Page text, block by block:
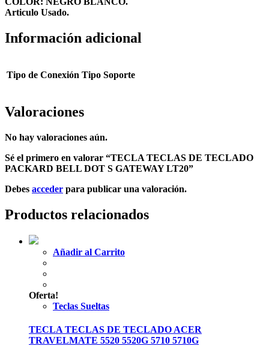
Articulo Usado.
Información adicional
Tipo de Conexión Tipo Soporte
Valoraciones
No hay valoraciones aún.
Sé el primero en valorar “TECLA TECLAS DE TECLADO
PACKARD BELL DOT S GATEWAY LT20”
Debes acceder para publicar una valoración.
Productos relacionados
Añadir al Carrito
Oferta!
Teclas Sueltas
TECLA TECLAS DE TECLADO ACER
TRAVELMATE 5520 5520G 5710 5710G